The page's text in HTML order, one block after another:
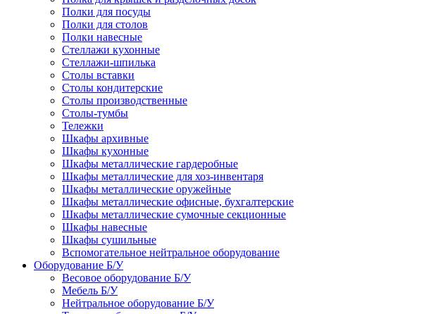
Полки для посуды
Полки для столов
Полки навесные
Стеллажи кухонные
Стеллажи-шпилька
Столы вставки
Столы кондитерские
Столы производственные
Столы-тумбы
Тележки
Шкафы архивные
Шкафы кухонные
Шкафы металлические гардеробные
Шкафы металлические для хоз-инвентаря
Шкафы металлические оружейные
Шкафы металлические офисные, бухгалтерские
Шкафы металлические сумочные секционные
Шкафы навесные
Шкафы сушильные
Вспомогательное нейтральное оборудование
Оборудование Б/У
Весовое оборудование Б/У
Мебель Б/У
Нейтральное оборудование Б/У